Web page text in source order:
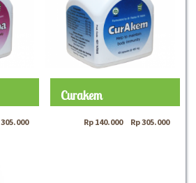
305.000
Curakem
Rp 140.000– Rp305.000